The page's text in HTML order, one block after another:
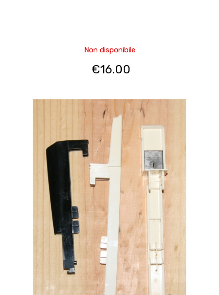
Non disponibile
€16.00